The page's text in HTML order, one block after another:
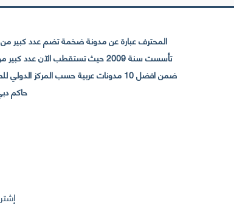
المحترف عبارة عن مدونة ضخمة تضم عدد كبير من
حاكم دبي